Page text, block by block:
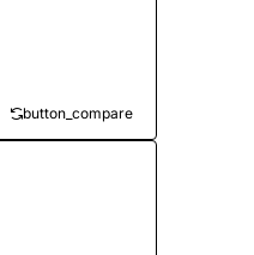
button_compare